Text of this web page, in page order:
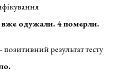
вже одужали. 4 померли.
позитивний результат тесту